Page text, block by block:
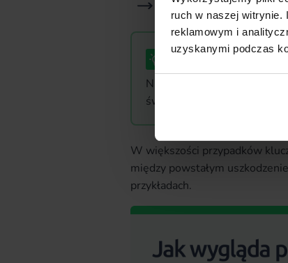
ruch w naszej witrynie.
reklamowym i
uzyskanymi podczas
darmowe badania.
Warto wiedzieć
Nie każde naruszenie
świadczenia. Pamiętajmy,
W większości przypadków
między powstałym
przykładach.